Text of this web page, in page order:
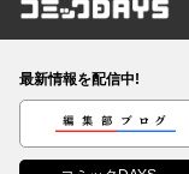
コミック
最新情報を配信中!
編集部ブログ